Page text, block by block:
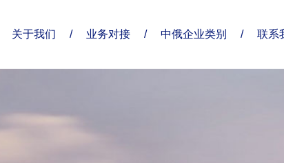
关于我们 / 业务对接 / 中俄企业类别 / 联系